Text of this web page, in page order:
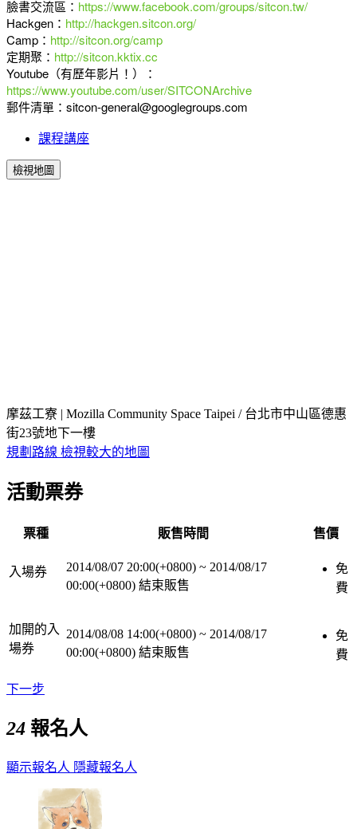
臉書交流區： https://www.facebook.com/groups/sitcon.tw/
Hackgen： http://hackgen.sitcon.org/
Camp： http://sitcon.org/camp
定期聚： http://sitcon.kktix.cc
Youtube（有歷年影片！）：
https://www.youtube.com/user/SITCONArchive
郵件清單：sitcon-general@googlegroups.com
課程講座
檢視地圖
摩茲工寮 | Mozilla Community Space Taipei / 台北市中山區德惠
街23號地下一樓
規劃路線 檢視較大的地圖
活動票券
票種 販售時間 售價
入場券 2014/08/07 20:00(+0800) ~ 2014/08/17
00:00(+0800) 結束販售
免
費
加開的入
場券
2014/08/08 14:00(+0800) ~ 2014/08/17
00:00(+0800) 結束販售
免
費
下一步
24 報名人
顯示報名人 隱藏報名人